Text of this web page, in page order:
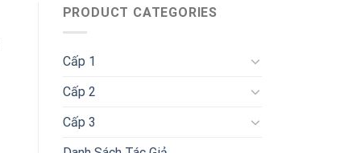
PRODUCT CATEGORIES
Cấp 1
Cấp 2
Cấp 3